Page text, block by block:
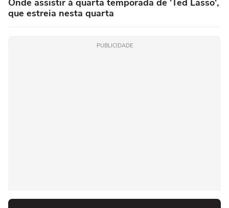
que estreia nesta quarta
PUBLICIDADE